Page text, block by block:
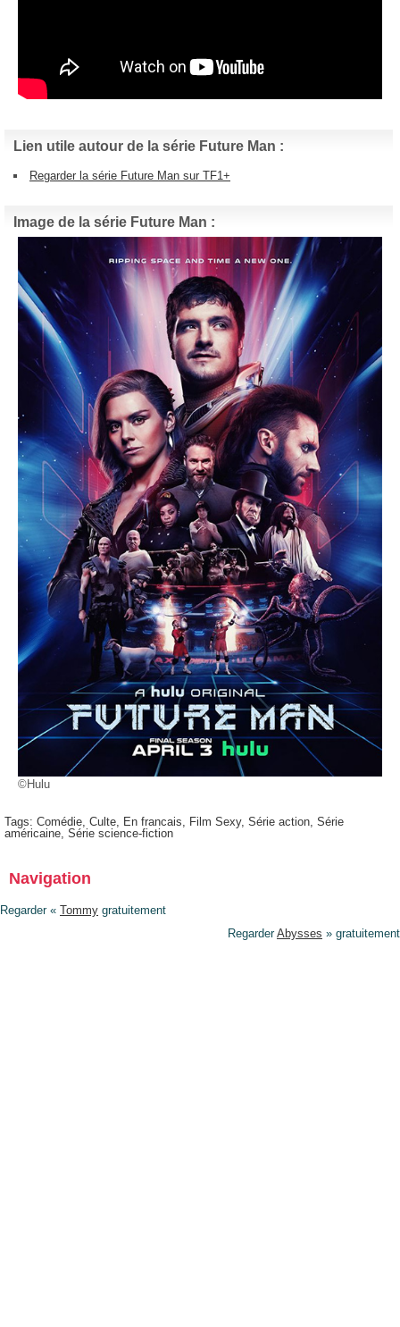
Lien utile autour de la série Future Man :
Regarder la série Future Man sur TF1+
Image de la série Future Man :
©Hulu
Tags: Comédie, Culte, En francais, Film Sexy, Série action, Série
américaine, Série science-fiction
Navigation
Regarder « Tommy gratuitement
RegarderAbysses » gratuitement